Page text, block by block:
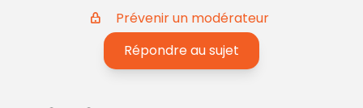
Prévenir un modérateur
Répondre au sujet